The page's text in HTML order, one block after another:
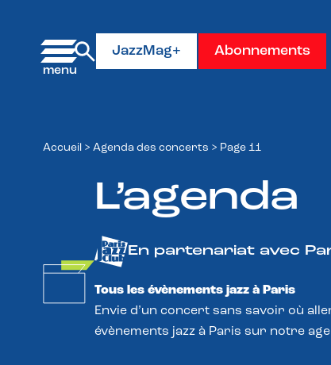
JazzMag+ Abonnements
Accueil > Agenda des concerts > Page 11
L’agenda
En partenariat avec
Tous les évènements jazz à Paris
Envie d’un concert sans savoir où
évènements jazz à Paris sur notre